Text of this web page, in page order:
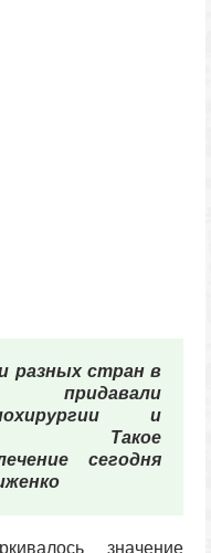
разных стран в
придавали
и
Такое
сегодня
значение